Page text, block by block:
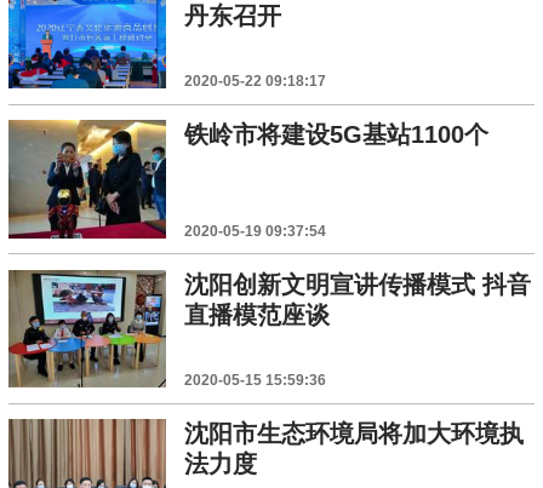
丹东召开
2020-05-22 09:18:17
铁岭市将建设5G基站1100个
2020-05-19 09:37:54
沈阳创新文明宣讲传播模式 抖音
直播模范座谈
2020-05-15 15:59:36
沈阳市生态环境局将加大环境执
法力度